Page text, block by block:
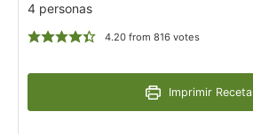
4 personas
4.20from 816votes
Imprimir Receta